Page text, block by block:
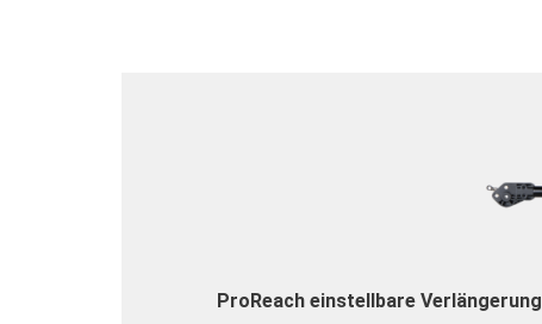
ProReach einstellbare Verlängerung